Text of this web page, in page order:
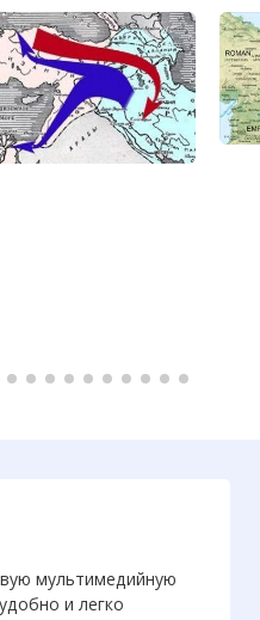
мультимедийную
и легко